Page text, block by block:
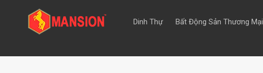
Dinh Thự Bất Động Sản Thương Mại